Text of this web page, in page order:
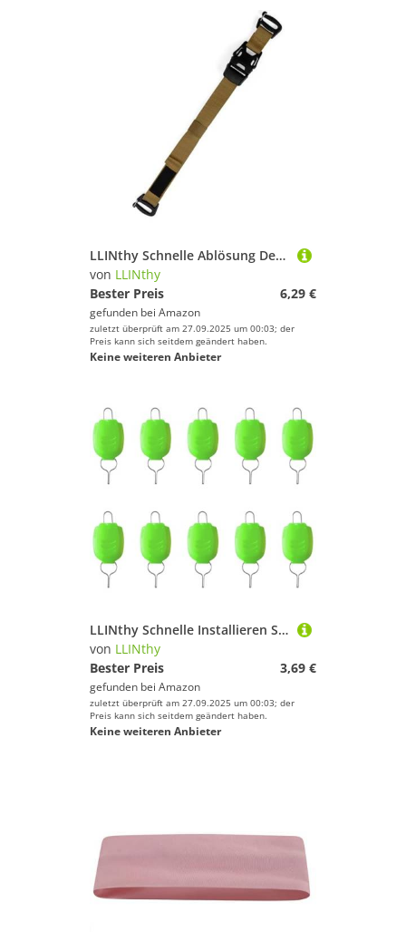
LLINthy Schnelle Ablösung Der Haltbarkeit Von Peitschengurt Freien Getriebe Für Rucksäcke Expansion Schwertyp Camping Verriegelungsgürtel
von LLINthy
Bester Preis
6,29 €
gefunden bei Amazon
zuletzt überprüft am 27.09.2025 um 00:03; der
Preis kann sich seitdem geändert haben.
Keine weiteren Anbieter
LLINthy Schnelle Installieren Sie Die Fischereihalterhalterschnalle Stopper Baitcasting Reel Clip Keeper Tackle Salzwasserbefestigungen
von LLINthy
Bester Preis
3,69 €
gefunden bei Amazon
zuletzt überprüft am 27.09.2025 um 00:03; der
Preis kann sich seitdem geändert haben.
Keine weiteren Anbieter